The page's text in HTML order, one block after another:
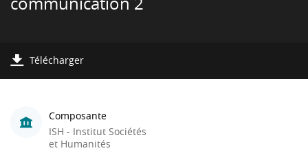
Télécharger
Composante
ISH - Institut Sociétés
et Humanités